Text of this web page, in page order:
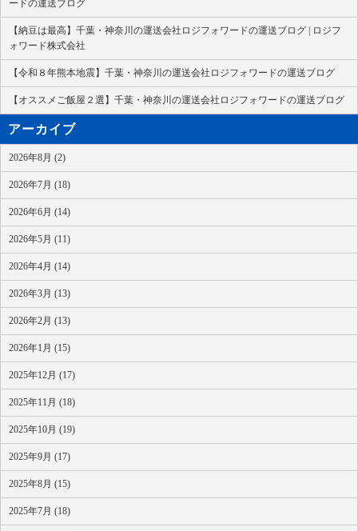
ードの運送ブログ
【納豆は最高】千葉・神奈川の運送会社ロジフォワードの運送ブログ | ロジフ
ォワード株式会社
【令和８年熊本地震】千葉・神奈川の運送会社ロジフォワードの運送ブログ
【オススメご飯屋２選】千葉・神奈川の運送会社ロジフォワードの運送ブログ
アーカイブ
2026年8月 (2)
2026年7月 (18)
2026年6月 (14)
2026年5月 (11)
2026年4月 (14)
2026年3月 (13)
2026年2月 (13)
2026年1月 (15)
2025年12月 (17)
2025年11月 (18)
2025年10月 (19)
2025年9月 (17)
2025年8月 (15)
2025年7月 (18)